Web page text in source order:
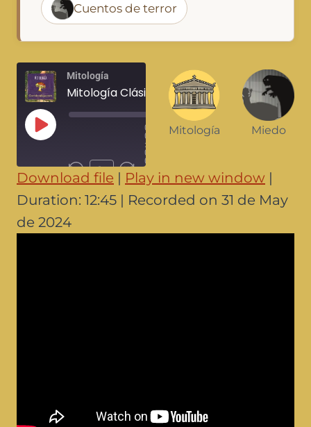
Cuentos de terror
Miedo
Mitología
Mitología
1x
0
0
:
0
0
/
1
2
4
RSS FEED
SHARE
LINK
Download file | Play in new window |
Duration: 12:45 | Recorded on 31 de May
de 2024